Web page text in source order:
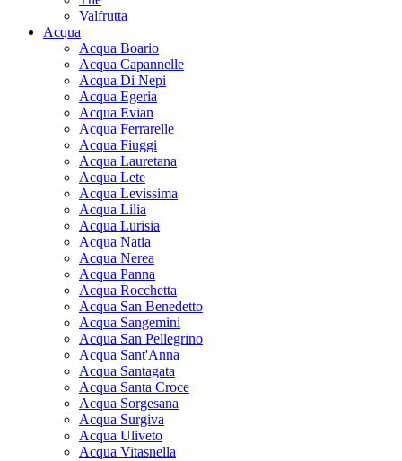
Valfrutta
Acqua
Acqua Boario
Acqua Capannelle
Acqua Di Nepi
Acqua Egeria
Acqua Evian
Acqua Ferrarelle
Acqua Fiuggi
Acqua Lauretana
Acqua Lete
Acqua Levissima
Acqua Lilia
Acqua Lurisia
Acqua Natia
Acqua Nerea
Acqua Panna
Acqua Rocchetta
Acqua San Benedetto
Acqua Sangemini
Acqua San Pellegrino
Acqua Sant'Anna
Acqua Santagata
Acqua Santa Croce
Acqua Sorgesana
Acqua Surgiva
Acqua Uliveto
Acqua Vitasnella